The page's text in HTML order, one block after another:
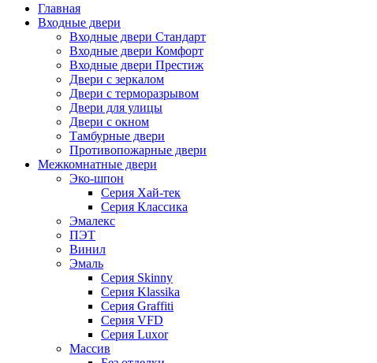
Главная
Входные двери
Входные двери Стандарт
Входные двери Комфорт
Входные двери Престиж
Двери с зеркалом
Двери с терморазрывом
Двери для улицы
Двери с окном
Тамбурные двери
Противопожарные двери
Межкомнатные двери
Эко-шпон
Серия Хай-тек
Серия Классика
Эмалекс
ПЭТ
Винил
Эмаль
Серия Skinny
Серия Klassika
Серия Graffiti
Серия VFD
Серия Luxor
Массив